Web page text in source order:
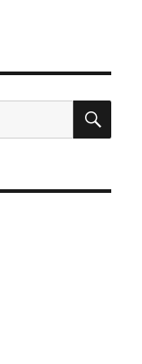
検